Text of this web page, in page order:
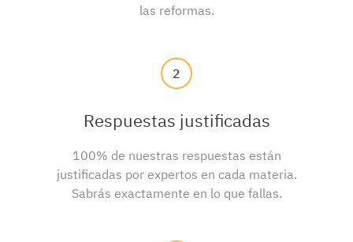
las reformas.
2
Respuestas justificadas
100% de nuestras respuestas están
justificadas por expertos en cada materia.
Sabrás exactamente en lo que fallas.